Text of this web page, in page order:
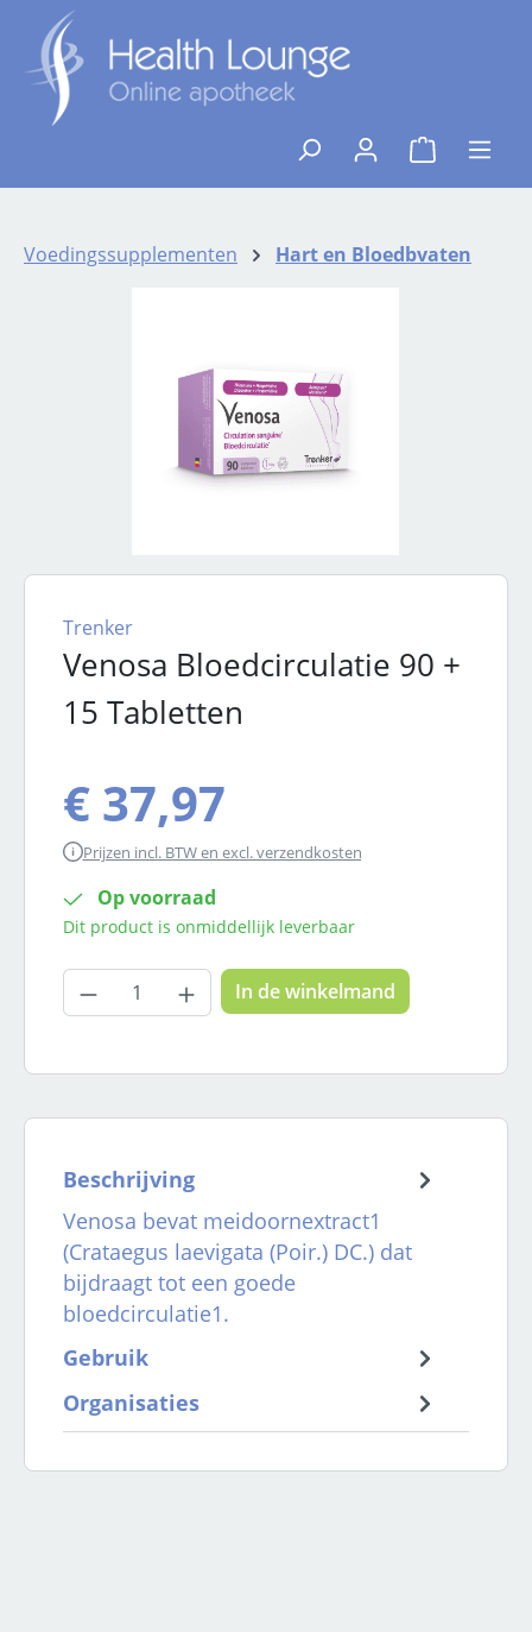
Ga naar de hoofdinhoud
{1}De
Voedingssupplementen
Hart en Bloedbvaten
Venosa Bloedcirculatie 90 +
15 Tabletten
Trenker
€ 37,97
Prijzen incl. BTW en excl. verzendkosten
Op voorraad
Dit product is onmiddellijk leverbaar
Producthoeveelheid: Voer de
In de winkelmand
Beschrijving
Venosa bevat meidoornextract1
(Crataegus laevigata (Poir.) DC.) dat
bijdraagt tot een goede
bloedcirculatie1.
Gebruik
Organisaties